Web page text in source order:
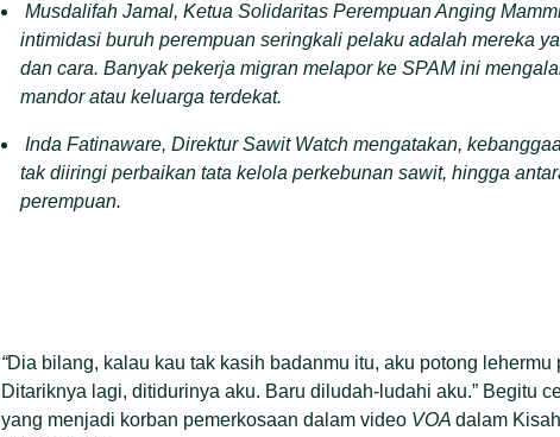
Musdalifah Jamal, Ketua Solidaritas Perempuan Anging
intimidasi buruh perempuan seringkali pelaku adalah mereka
dan cara. Banyak pekerja migran melapor ke SPAM ini
mandor atau keluarga terdekat.
Inda Fatinaware, Direktur Sawit Watch mengatakan,
tak diiringi perbaikan tata kelola perkebunan sawit, hingga
perempuan.
“Dia bilang, kalau kau tak kasih badanmu itu, aku potong
Ditariknya lagi, ditidurinya aku. Baru diludah-ludahi aku.” Begitu
yang menjadi korban pemerkosaan dalam video VOA dalam